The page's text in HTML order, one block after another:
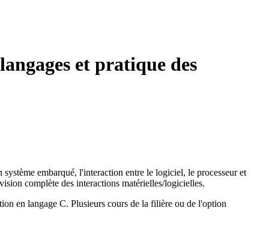
et pratique des
embarqué, l'interaction entre le logiciel, le processeur et
complète des interactions matérielles/logicielles.
en langage C. Plusieurs cours de la filière ou de l'option